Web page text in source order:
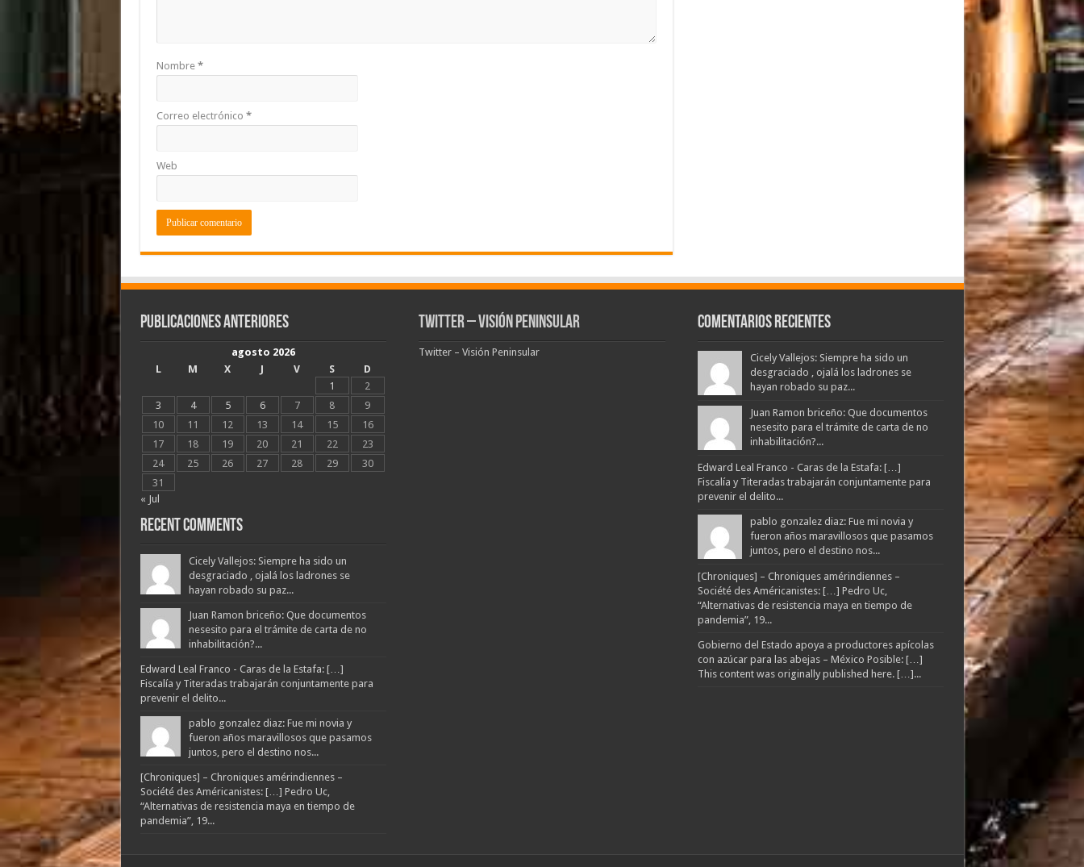
Nombre *
Correo electrónico *
Web
Publicaciones Anteriores
agosto 2026
L
M X J V S
D
1
2
3
4 5 6 7 8
9
10
11 12 13 14 15
16
17
18 19 20 21 22
23
24
25 26 27 28 29
30
31
« Jul
Recent Comments
Cicely Vallejos: Siempre ha sido un
desgraciado , ojalá los ladrones se
hayan robado su paz...
Juan Ramon briceño: Que documentos
nesesito para el trámite de carta de no
inhabilitación?...
Edward Leal Franco - Caras de la Estafa: […]
Fiscalía y Titeradas trabajarán conjuntamente para
prevenir el delito...
pablo gonzalez diaz: Fue mi novia y
fueron años maravillosos que pasamos
juntos, pero el destino nos...
[Chroniques] – Chroniques amérindiennes –
Société des Américanistes: […] Pedro Uc,
“Alternativas de resistencia maya en tiempo de
pandemia”, 19...
Twitter – Visión Peninsular
Twitter – Visión Peninsular
Comentarios Recientes
Cicely Vallejos: Siempre ha sido un
desgraciado , ojalá los ladrones se
hayan robado su paz...
Juan Ramon briceño: Que documentos
nesesito para el trámite de carta de no
inhabilitación?...
Edward Leal Franco - Caras de la Estafa: […]
Fiscalía y Titeradas trabajarán conjuntamente para
prevenir el delito...
pablo gonzalez diaz: Fue mi novia y
fueron años maravillosos que pasamos
juntos, pero el destino nos...
[Chroniques] – Chroniques amérindiennes –
Société des Américanistes: […] Pedro Uc,
“Alternativas de resistencia maya en tiempo de
pandemia”, 19...
Gobierno del Estado apoya a productores apícolas
con azúcar para las abejas – México Posible: […]
This content was originally published here. […]...